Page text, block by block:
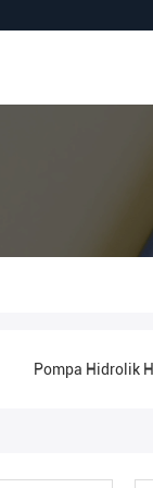
Pompa Hidrolik